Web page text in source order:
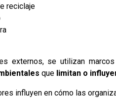
reciclaje
externos, se utilizan
que limitan o
influyen en cómo las